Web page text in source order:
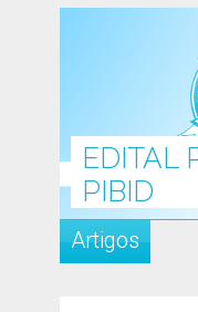
EDITAL
PIBID
Artigos